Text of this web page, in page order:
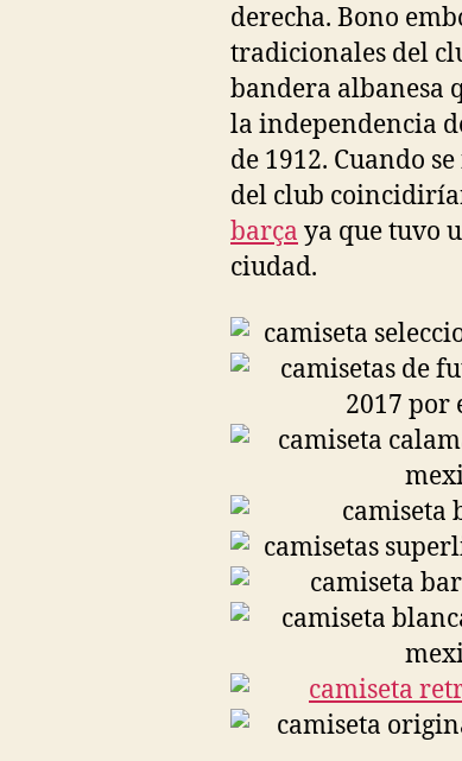
derecha. Bono
tradicionales del
bandera albanesa
la independencia
de 1912. Cuando
del club
barça ya que tuvo
ciudad.